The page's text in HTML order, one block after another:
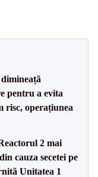
pentru a evita
risc, operațiunea
2 mai
cauza secetei pe
Unitatea 1